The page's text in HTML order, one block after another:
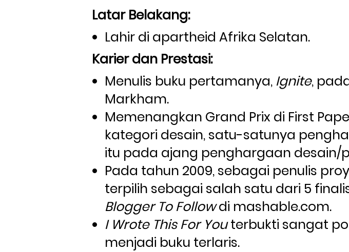
Latar Belakang:
Lahir di apartheid Afrika Selatan.
Karier dan Prestasi:
Menulis buku pertamanya, Ignite,
Markham.
Memenangkan Grand Prix di First
kategori desain, satu-satunya
itu pada ajang penghargaan desain/
Pada tahun 2009, sebagai penulis
terpilih sebagai salah satu dari 5
Blogger To Follow di mashable.com.
I Wrote This For You terbukti sangat
menjadi buku terlaris.